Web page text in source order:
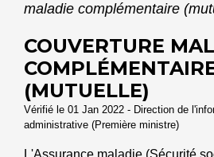
maladie complémentaire
COUVERTURE
(MUTUELLE)
Vérifié le 01 Jan 2022 - Direction de
administrative (Première ministre)